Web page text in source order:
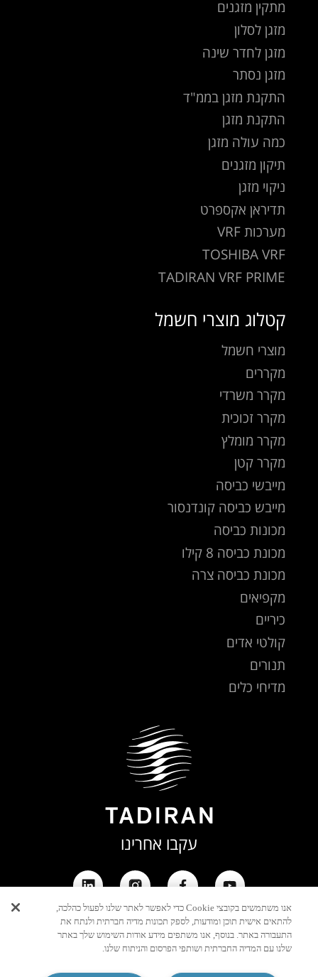
מתקין מזגנים
מזגן לסלון
מזגן לחדר שינה
מזגן נסתר
התקנת מזגן בממ"ד
התקנת מזגן
כמה עולה מזגן
תיקון מזגנים
ניקוי מזגן
תדיראן אקספרט
מערכות VRF
TOSHIBA VRF
TADIRAN VRF PRIME
קטלוג מוצרי חשמל
מוצרי חשמל
מקררים
מקרר משרדי
מקרר זכוכית
מקרר מומלץ
מקרר קטן
מייבשי כביסה
מייבש כביסה קונדנסור
מכונות כביסה
מכונת כביסה 8 קילו
מכונת כביסה צרה
מקפיאים
כיריים
קולטי אדים
תנורים
מדיחי כלים
עקבו אחרינו
אנו משתמשים בקובצי Cookie כדי לאפשר לאתר שלנו לפעול כהלכה,
להתאים אישית תוכן ומודעות, לספק תכונות מדיה חברתית ולנתח את
התעבורה באתר. בנוסף, אנו משתפים מידע אודות השימוש שלך באתר
שלנו עם המדיה החברתית ושותפי הפרסום והניתוח שלנו.